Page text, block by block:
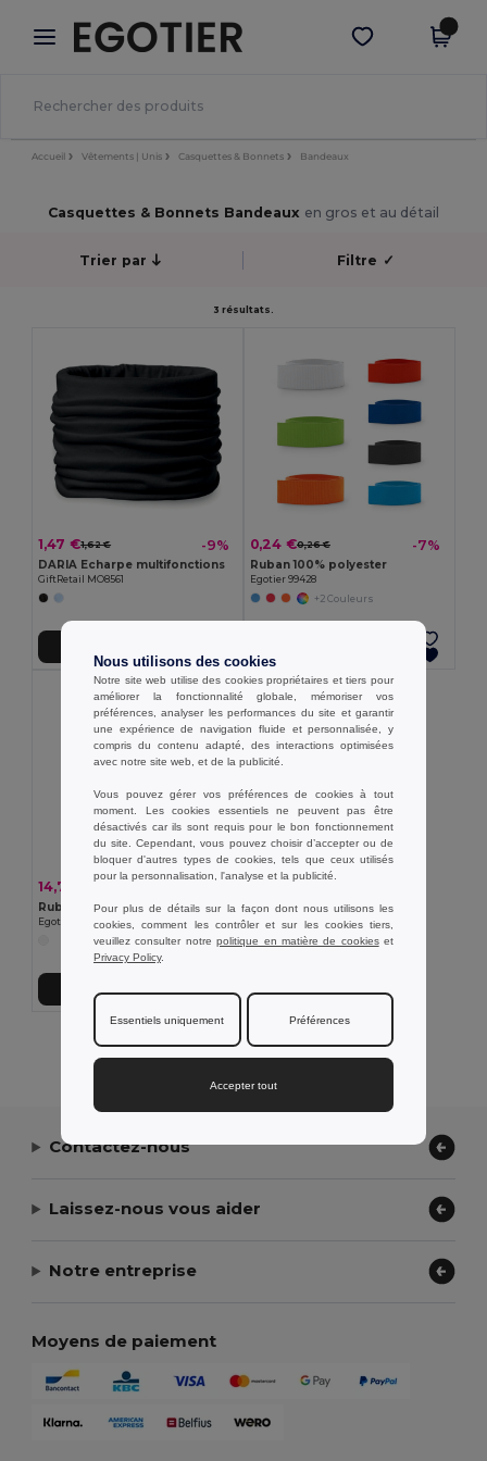
× Appli Egotier
Meilleurs prix sur l’app !
Obtenir l'appli
Accueil Vêtements | Unis Casquettes & Bonnets Bandeaux
Casquettes & Bonnets Bandeaux en gros et au détail
Trier par Filtre ✓
3 résultats.
1,47 €1,62 € -9%
DARIA Echarpe multifonctions
GiftRetail MO8561
0,24 €0,26 € -7%
Ruban 100% polyester
Egotier 99428
+2 Couleurs
14,75 €
Ruban sublimé
Egotier 99458
Affichage De Tous Les Produits.
Contactez-nous
Laissez-nous vous aider
Notre entreprise
Moyens de paiement
Nous utilisons des cookies
Notre site web utilise des cookies propriétaires et tiers pour
améliorer la fonctionnalité globale, mémoriser vos
préférences, analyser les performances du site et garantir
une expérience de navigation fluide et personnalisée, y
compris du contenu adapté, des interactions optimisées
avec notre site web, et de la publicité.
Vous pouvez gérer vos préférences de cookies à tout
moment. Les cookies essentiels ne peuvent pas être
désactivés car ils sont requis pour le bon fonctionnement
du site. Cependant, vous pouvez choisir d’accepter ou de
bloquer d'autres types de cookies, tels que ceux utilisés
pour la personnalisation, l'analyse et la publicité.
Pour plus de détails sur la façon dont nous utilisons les
cookies, comment les contrôler et sur les cookies tiers,
veuillez consulter notrepolitique en matière de cookieset
Privacy Policy.
Essentiels uniquement Préférences
Accepter tout